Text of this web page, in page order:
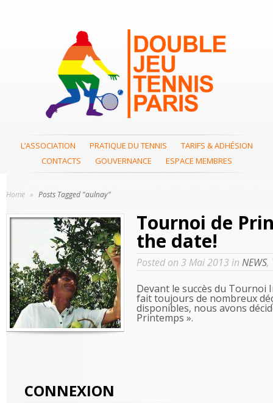
L’ASSOCIATION PRATIQUE DU TENNIS
TARIFS & ADHÉSION
CONTACTS
GOUVERNANCE ESPACE MEMBRES
Home » Posts Tagged "aulnay"
Tournoi de
the date!
Posted on 3 Mai 2013 in NEWS,
Devant le succès du Tournoi
fait toujours de nombreux
disponibles, nous avons
Printemps ».
CONNEXION